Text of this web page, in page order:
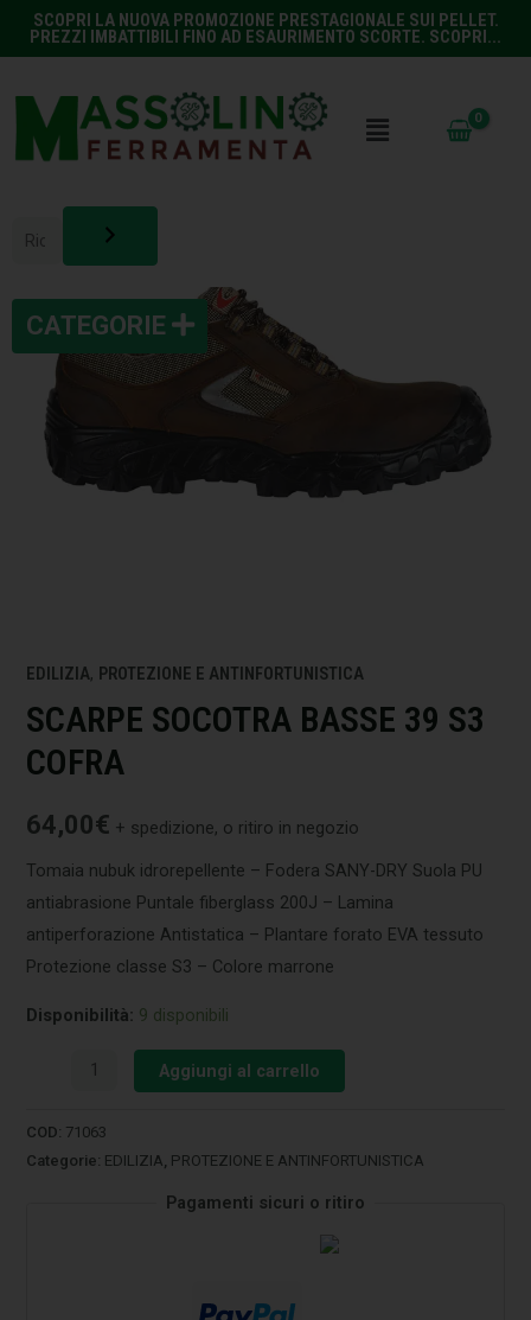
SCOPRI LA NUOVA PROMOZIONE PRESTAGIONALE SUI PELLET.
PREZZI IMBATTIBILI FINO AD ESAURIMENTO SCORTE. SCOPRI...
EDILIZIA, PROTEZIONE E ANTINFORTUNISTICA
SCARPE SOCOTRA BASSE 39 S3
COFRA
64,00€ + spedizione, o ritiro in negozio
Tomaia nubuk idrorepellente – Fodera SANY-DRY Suola PU
antiabrasione Puntale fiberglass 200J – Lamina
antiperforazione Antistatica – Plantare forato EVA tessuto
Protezione classe S3 – Colore marrone
Disponibilità: 9 disponibili
Aggiungi al carrello
COD: 71063
Categorie: EDILIZIA PROTEZIONE E ANTINFORTUNISTICA
Pagamenti sicuri o ritiro